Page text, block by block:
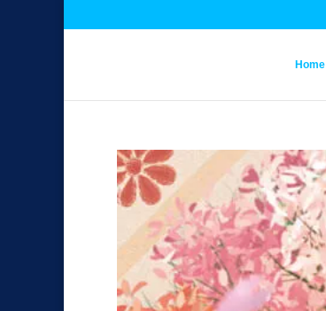
Home